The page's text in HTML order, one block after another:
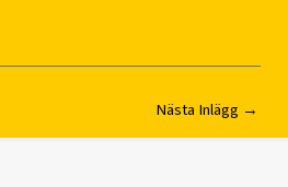
Nästa Inlägg →